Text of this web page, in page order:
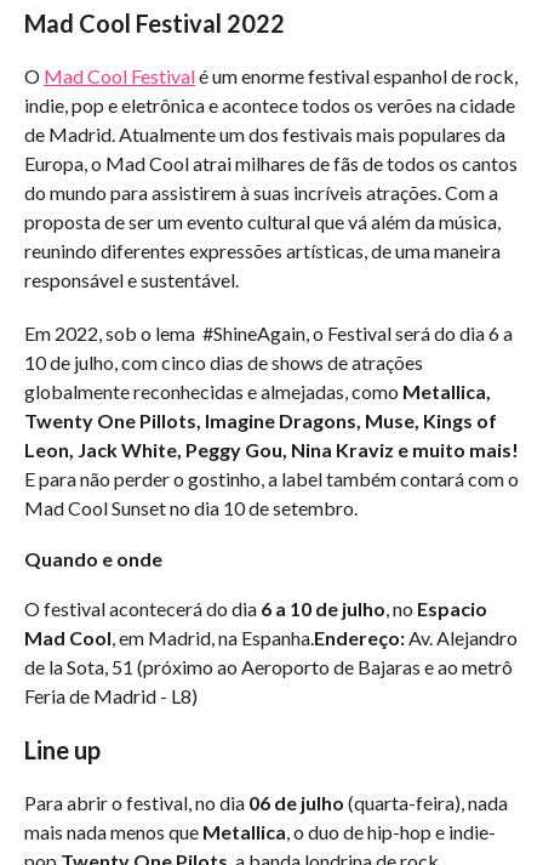
Mad Cool Festival 2022
O Mad Cool Festivalé um enorme festival espanhol de rock,
indie, pop e eletrônica e acontece todos os verões na cidade
de Madrid. Atualmente um dos festivais mais populares da
Europa, o Mad Cool atrai milhares de fãs de todos os cantos
do mundo para assistirem à suas incríveis atrações. Com a
proposta de ser um evento cultural que vá além da música,
reunindo diferentes expressões artísticas, de uma maneira
responsável e sustentável.
Em 2022, sob o lema #ShineAgain, o Festival será do dia 6 a
10 de julho, com cinco dias de shows de atrações
globalmente reconhecidas e almejadas, como Metallica,
Twenty One Pillots, Imagine Dragons, Muse, Kings of
Leon, Jack White, Peggy Gou, Nina Kraviz e muito mais!
E para não perder o gostinho, a label também contará com o
Mad Cool Sunset no dia 10 de setembro.
Quando e onde
O festival acontecerá do dia 6 a 10 de julho, no Espacio
Mad Cool, em Madrid, na Espanha.Endereço:Av. Alejandro
de la Sota, 51 (próximo ao Aeroporto de Bajaras e ao metrô
Feria de Madrid - L8)
Line up
Para abrir o festival, no dia 06 de julho (quarta-feira), nada
mais nada menos que Metallica, o duo de hip-hop e indie-